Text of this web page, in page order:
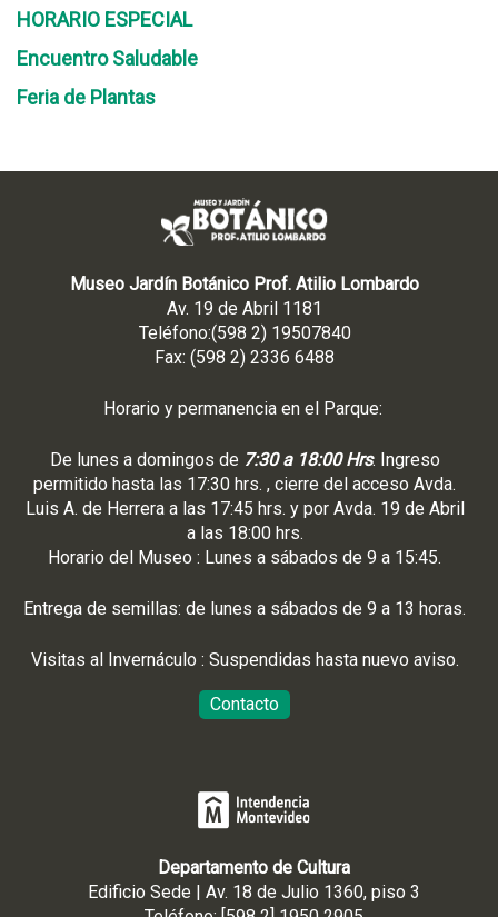
HORARIO ESPECIAL
Encuentro Saludable
Feria de Plantas
Museo Jardín Botánico Prof. Atilio Lombardo
Av. 19 de Abril 1181
Teléfono:(598 2) 19507840
Fax: (598 2) 2336 6488
Horario y permanencia en el Parque:
De lunes a domingos de 7:30 a 18:00 Hrs. Ingreso
permitido hasta las 17:30 hrs. , cierre del acceso Avda.
Luis A. de Herrera a las 17:45 hrs. y por Avda. 19 de Abril
a las 18:00 hrs.
Horario del Museo : Lunes a sábados de 9 a 15:45.
Entrega de semillas: de lunes a sábados de 9 a 13 horas.
Visitas al Invernáculo : Suspendidas hasta nuevo aviso.
Contacto
Departamento de Cultura
Edificio Sede | Av. 18 de Julio 1360, piso 3